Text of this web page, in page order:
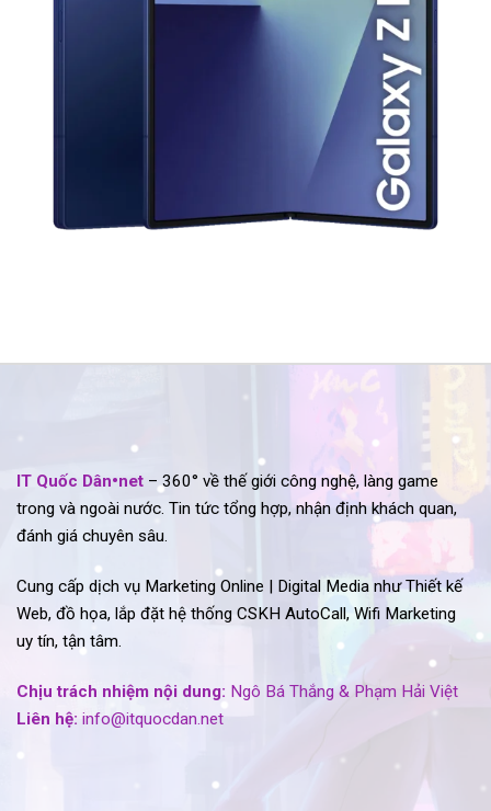
IT Quốc Dân•net – 360° về thế giới công nghệ, làng game
trong và ngoài nước. Tin tức tổng hợp, nhận định khách quan,
đánh giá chuyên sâu.
Cung cấp dịch vụ Marketing Online | Digital Media như Thiết kế
Web, đồ họa, lắp đặt hệ thống CSKH AutoCall, Wifi Marketing
uy tín, tận tâm.
Chịu trách nhiệm nội dung: Ngô Bá Thắng & Phạm Hải Việt
Liên hệ: info@itquocdan.net